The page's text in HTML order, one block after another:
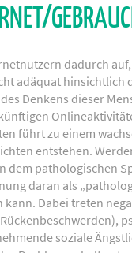
dadurch auf,
adäquat hinsichtlich
Denkens dieser
führt zu einem
entstehen.
dem pathologischen
daran als
Dabei treten
soziale